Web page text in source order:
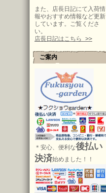
また、店長日記にて入荷情
報やおすすめ情報など更新
しています。ご覧くださ
い。
店長日記はこちら >>
ご案内
＊安心、便利な後払い
決済始めました！！